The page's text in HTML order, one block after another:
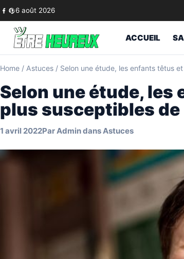
Skip to content
6 août 2026
ACCUEIL
Home / Astuces / Selon une étude, les enfants têtus
Selon une étude,
plus susceptibles de
1 avril 2022ParAdmindansAstuces